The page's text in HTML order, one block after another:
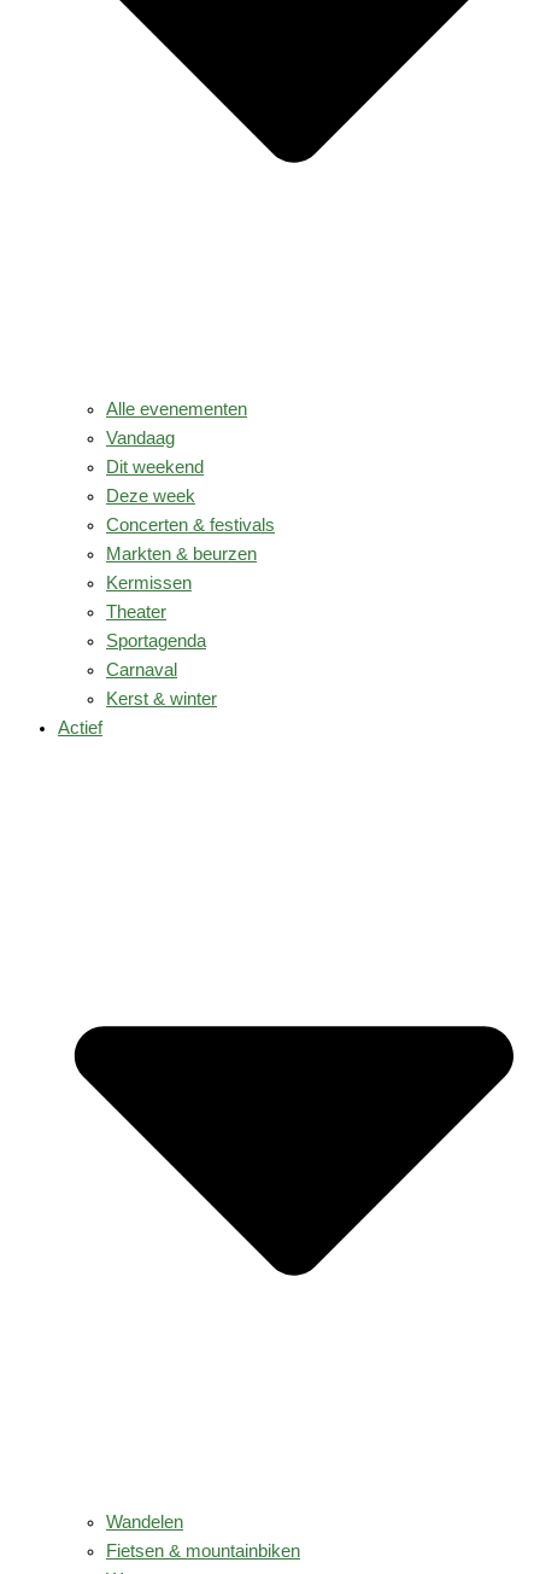
Alle evenementen
Vandaag
Dit weekend
Deze week
Concerten & festivals
Markten & beurzen
Kermissen
Theater
Sportagenda
Carnaval
Kerst & winter
Actief
Wandelen
Fietsen & mountainbiken